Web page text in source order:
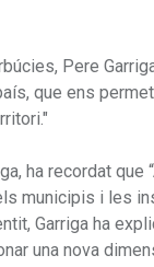
Pere
que ens
ha recordat
municipis i les
Garriga ha
una nova